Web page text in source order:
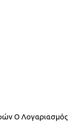
Ο Λογαριασμός